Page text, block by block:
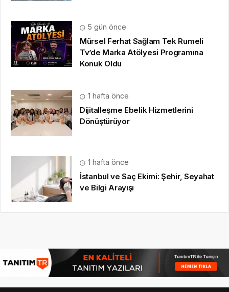
5 gün önce
Mürsel Ferhat Sağlam Tek Rumeli
Tv’de Marka Atölyesi Programına
Konuk Oldu
1 hafta önce
Dijitalleşme Ebelik Hizmetlerini
Dönüştürüyor
1 hafta önce
İstanbul ve Saç Ekimi: Şehir, Seyahat
ve Bilgi Arayışı